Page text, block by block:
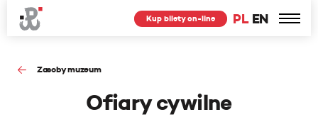
PL EN
Kup bilety on-line
Zasoby muzeum
Ofiary cywilne